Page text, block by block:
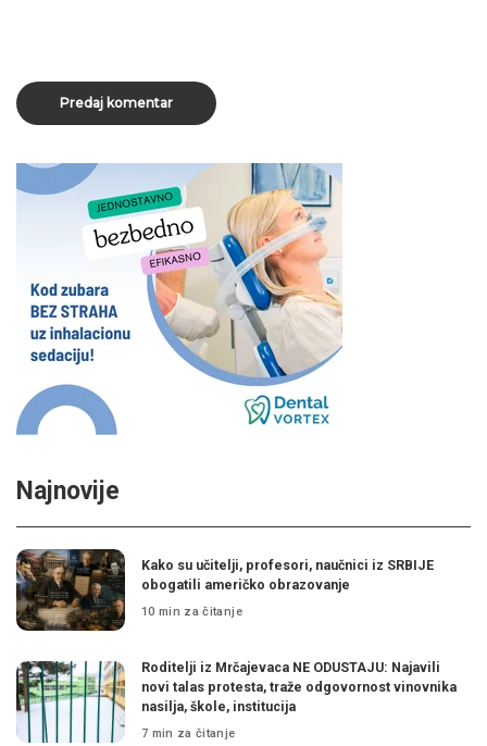
Najnovije
Kako su učitelji, profesori, naučnici iz SRBIJE
obogatili američko obrazovanje
10 min za čitanje
Roditelji iz Mrčajevaca NE ODUSTAJU: Najavili
novi talas protesta, traže odgovornost vinovnika
nasilja, škole, institucija
7 min za čitanje